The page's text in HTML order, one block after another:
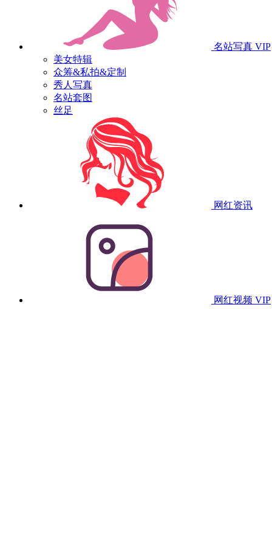
名站写真 VIP
美女特辑
众筹&私拍&定制
秀人写真
名站套图
丝足
网红资讯
网红视频 VIP